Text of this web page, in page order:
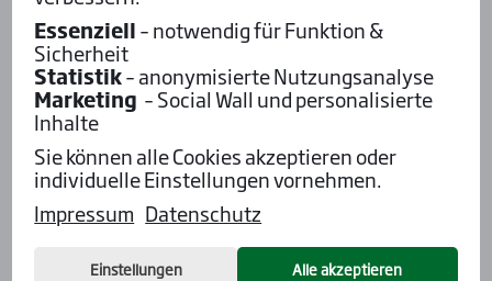
Interview - Hast du'n Sieger?
Donnerstag, 26. Februar 2026, – Mönchengladbach
„Keep Smi­ling braucht unbe­dingt die
Füh­rung“
Bas Crebas ist immer wieder ein gern gesehener
Gast in Westdeutschland. Auch für
Mönchengladbach steuert der Niederländer zwei
Pferde bei – beide im Trotteur Francais-Rennen.
Was er von Keep Smiling und Kluk Kluk erwartet,
hat er im Interview erläutert.
Essenziell– notwendig für Funktion &
Sicherheit
Statistik– anonymisierte Nutzungsanalyse
Marketing – Social Wall und personalisierte
Inhalte
Sie können alle Cookies akzeptieren oder
individuelle Einstellungen vornehmen.
Impressum Datenschutz
Einstellungen Alle akzeptieren